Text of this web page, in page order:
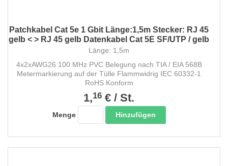
Patchkabel Cat 5e 1 Gbit Länge:1,5m Stecker: RJ 45
gelb < > RJ 45 gelb Datenkabel Cat 5E SF/UTP / gelb
Länge: 1,5m
4x2xAWG26 100 MHz PVC Belegung nach TIA / EIA 568B
Metermarkierung auf der Tülle Flammwidrig IEC 60332-1
RoHS Konform
1,16 € / St.
Menge Hinzufügen